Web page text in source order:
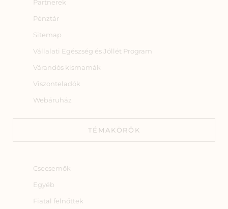
Partnerek
Pénztár
Sitemap
Vállalati Egészség és Jóllét Program
Várandós kismamák
Viszonteladók
Webáruház
TÉMAKÖRÖK
Csecsemők
Egyéb
Fiatal felnőttek